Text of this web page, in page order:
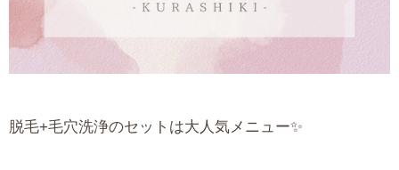
脱毛+毛穴洗浄のセットは大人気メニュー✨